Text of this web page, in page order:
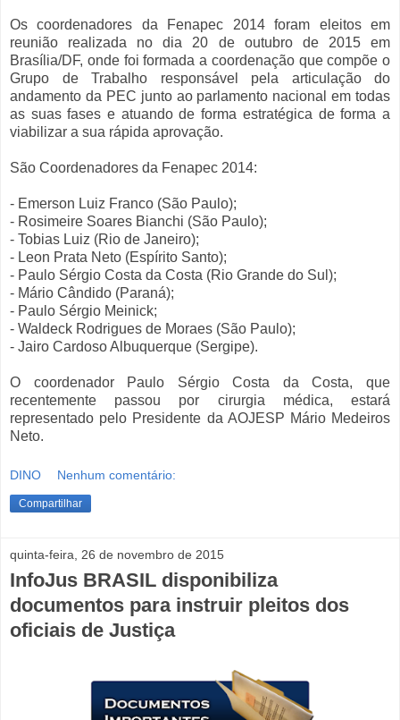
Os coordenadores da Fenapec 2014 foram eleitos em
reunião realizada no dia 20 de outubro de 2015 em
Brasília/DF, onde foi formada a coordenação que compõe o
Grupo de Trabalho responsável pela articulação do
andamento da PEC junto ao parlamento nacional em todas
as suas fases e atuando de forma estratégica de forma a
viabilizar a sua rápida aprovação.
São Coordenadores da Fenapec 2014:
- Emerson Luiz Franco (São Paulo);
- Rosimeire Soares Bianchi (São Paulo);
- Tobias Luiz (Rio de Janeiro);
- Leon Prata Neto (Espírito Santo);
- Paulo Sérgio Costa da Costa (Rio Grande do Sul);
- Mário Cândido (Paraná);
- Paulo Sérgio Meinick;
- Waldeck Rodrigues de Moraes (São Paulo);
- Jairo Cardoso Albuquerque (Sergipe).
O coordenador Paulo Sérgio Costa da Costa, que
recentemente passou por cirurgia médica, estará
representado pelo Presidente da AOJESP Mário Medeiros
Neto.
DINO Nenhum comentário:
Compartilhar
quinta-feira, 26 de novembro de 2015
InfoJus BRASIL disponibiliza
documentos para instruir pleitos dos
oficiais de Justiça